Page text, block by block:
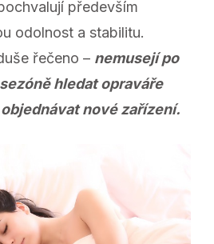
především
odolnost a stabilitu.
řečeno – nemusejí po
hledat opraváře
nové zařízení.